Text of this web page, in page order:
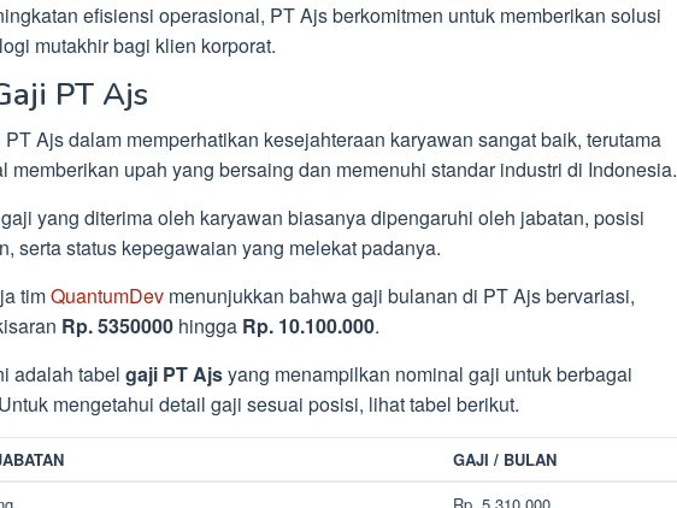
efisiensi operasional, PT Ajs berkomitmen untuk memberikan solusi
mutakhir bagi klien korporat.
PT Ajs
PT Ajs dalam memperhatikan kesejahteraan karyawan sangat baik, terutama
memberikan upah yang bersaing dan memenuhi standar industri di Indonesia.
yang diterima oleh karyawan biasanya dipengaruhi oleh jabatan, posisi
serta status kepegawaian yang melekat padanya.
timQuantumDev menunjukkan bahwa gaji bulanan di PT Ajs bervariasi,
Rp. 5350000 hingga Rp. 10.100.000.
adalah tabel gaji PT Ajsyang menampilkan nominal gaji untuk berbagai
mengetahui detail gaji sesuai posisi, lihat tabel berikut.
GAJI / BULAN